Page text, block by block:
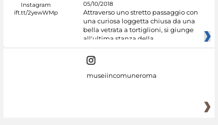
05/10/2018
Attraverso uno stretto passaggio con
una curiosa loggetta chiusa da una
bella vetrata a tortiglioni, si giunge
all'ultima stanza della
museiincomuneroma